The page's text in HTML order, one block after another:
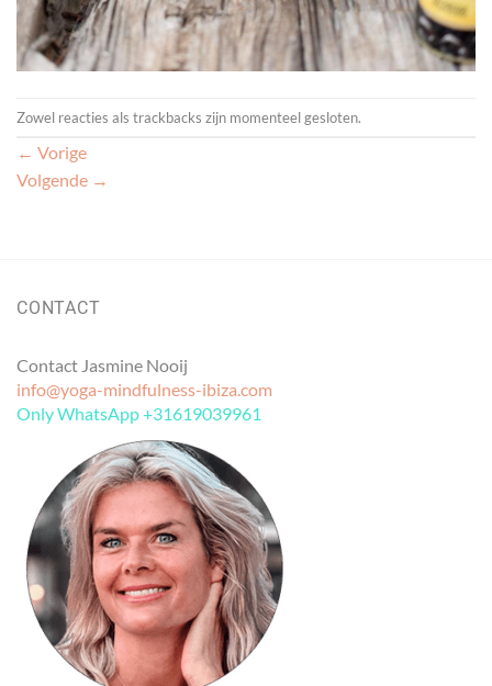
Zowel reacties als trackbacks zijn momenteel gesloten.
← Vorige
Volgende →
CONTACT
Contact Jasmine Nooij
info@yoga-mindfulness-ibiza.com
Only WhatsApp +31619039961